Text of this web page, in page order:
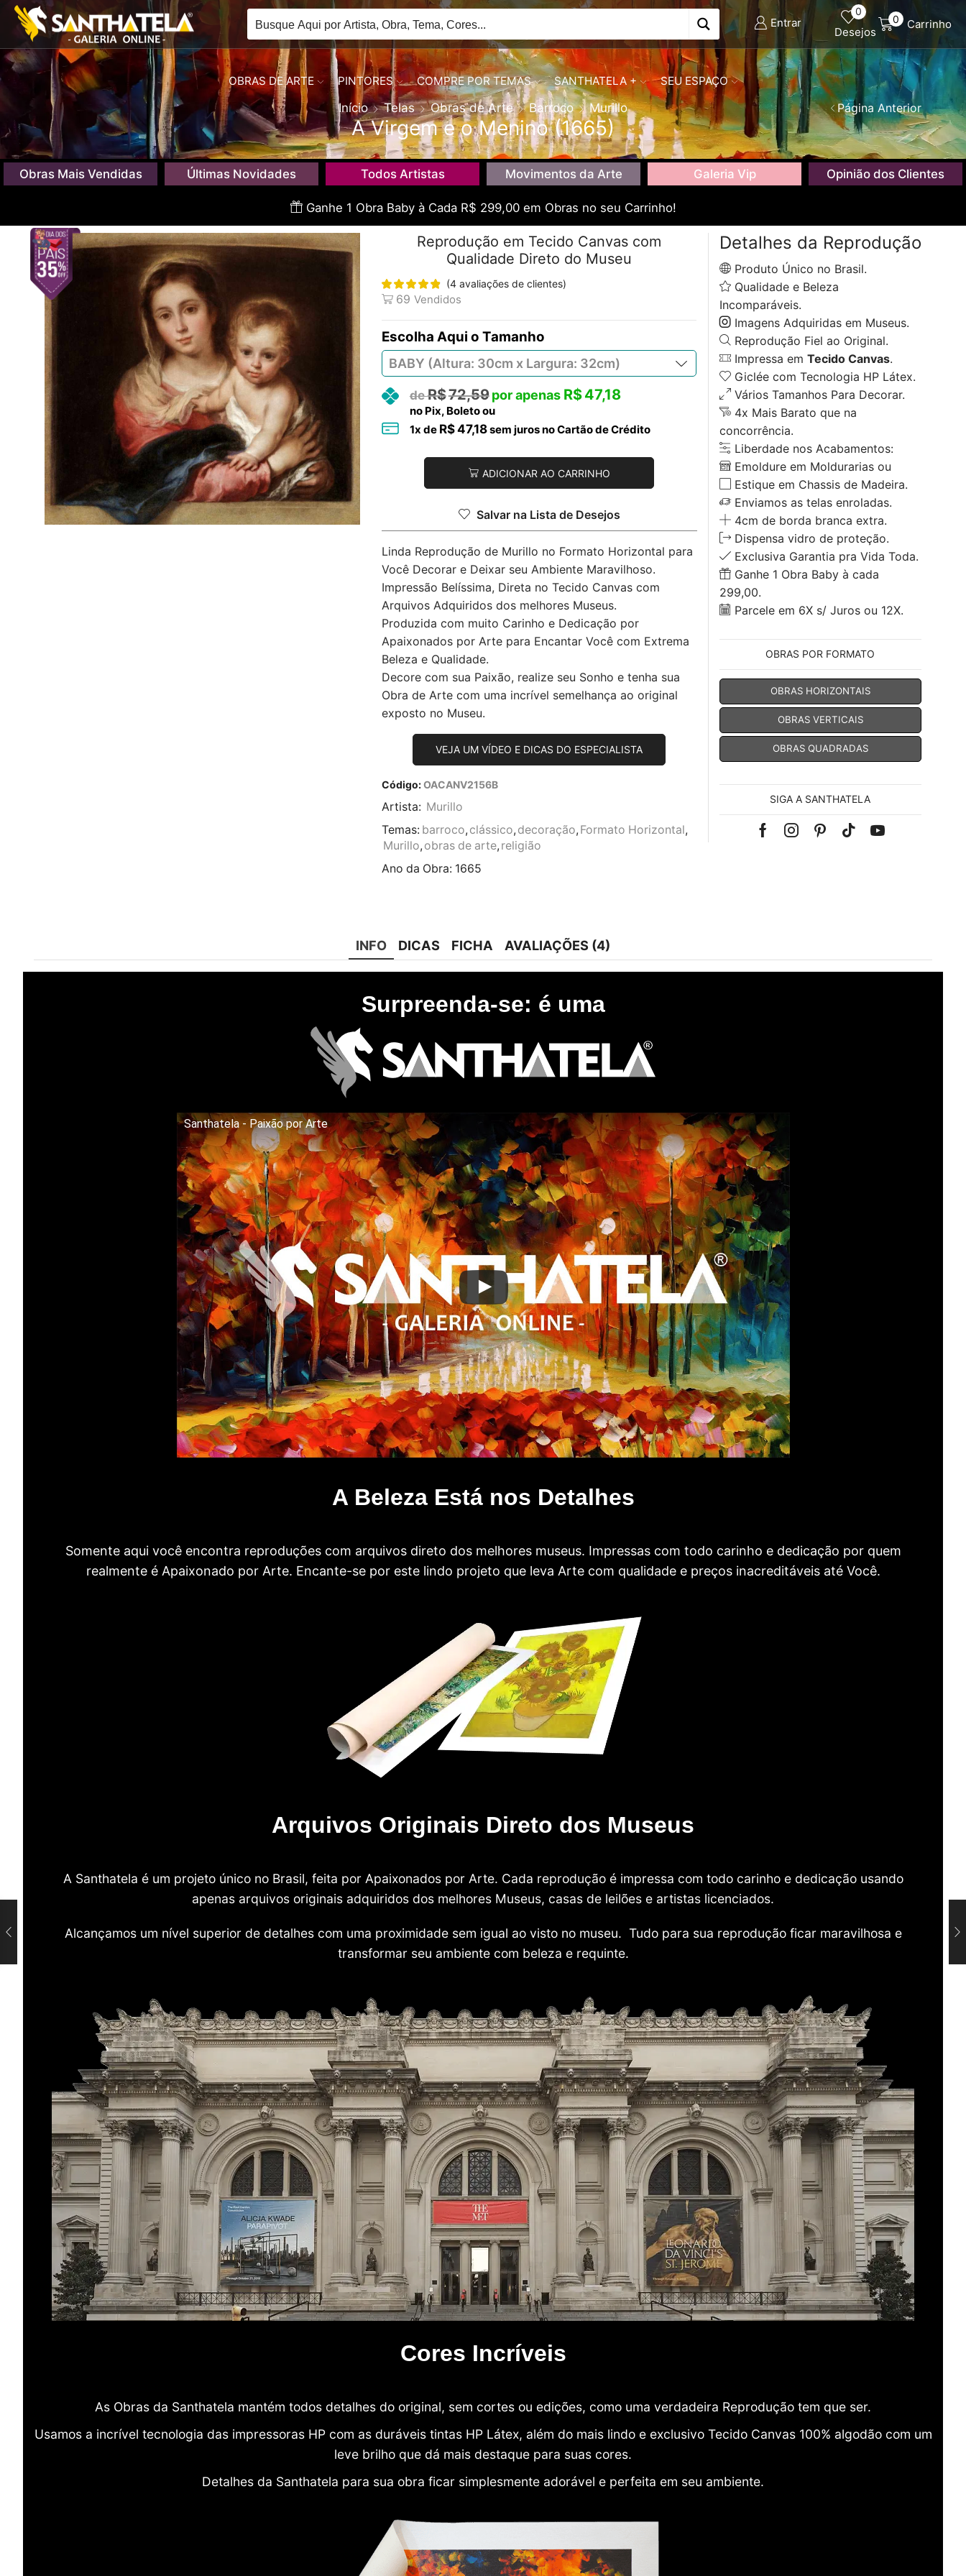
Entrar
0
Desejos
0 Carrinho
OBRAS DE ARTE PINTORES COMPRE POR TEMAS SANTHATELA + SEU ESPAÇO
Início Telas Obras de Arte Barroco Murillo
A Virgem e o Menino (1665)
Página Anterior
Obras Mais Vendidas Últimas Novidades Todos Artistas Movimentos da Arte Galeria Vip Opinião dos Clientes
Ganhe 1 Obra Baby à Cada R$ 299,00 em Obras no seu Carrinho!
Reprodução em Tecido Canvas com
Qualidade Direto do Museu
(4avaliações de clientes)
69 Vendidos
Tamanho
R$72,59 R$47,18
no Pix, Boleto ou
1x de R$47,18sem juros no Cartão de Crédito
ADICIONAR AO CARRINHO
Salvar na Lista de Desejos
Linda Reprodução de Murillo no Formato Horizontal para
Você Decorar e Deixar seu Ambiente Maravilhoso.
Impressão Belíssima, Direta no Tecido Canvas com
Arquivos Adquiridos dos melhores Museus.
Produzida com muito Carinho e Dedicação por
Apaixonados por Arte para Encantar Você com Extrema
Beleza e Qualidade.
Decore com sua Paixão, realize seu Sonho e tenha sua
Obra de Arte com uma incrível semelhança ao original
exposto no Museu.
VEJA UM VÍDEO E DICAS DO ESPECIALISTA
Código:OACANV2156B
Artista: Murillo
Temas: barroco, clássico, decoração, Formato Horizontal,
Murillo, obras de arte, religião
Ano da Obra: 1665
Detalhes da Reprodução
Produto Único no Brasil.
Qualidade e Beleza
Incomparáveis.
Imagens Adquiridas em Museus.
Reprodução Fiel ao Original.
Impressa em Tecido Canvas.
Giclée com Tecnologia HP Látex.
Vários Tamanhos Para Decorar.
4x Mais Barato que na
concorrência.
Liberdade nos Acabamentos:
Emoldure em Moldurarias ou
Estique em Chassis de Madeira.
Enviamos as telas enroladas.
4cm de borda branca extra.
Dispensa vidro de proteção.
Exclusiva Garantia pra Vida Toda.
Ganhe 1 Obra Baby à cada
299,00.
Parcele em 6X s/ Juros ou 12X.
OBRAS POR FORMATO
OBRAS HORIZONTAIS
OBRAS VERTICAIS
OBRAS QUADRADAS
SIGA A SANTHATELA
FacebookInstagramPinterest
Tik-Youtube
INFO DICAS FICHA AVALIAÇÕES (4)
Surpreenda-se: é uma
Santhatela - Paixão por Arte
A Beleza Está nos Detalhes
Somente aqui você encontra reproduções com arquivos direto dos melhores museus. Impressas com todo carinho e dedicação por quem
realmente é Apaixonado por Arte. Encante-se por este lindo projeto que leva Arte com qualidade e preços inacreditáveis até Você.
Arquivos Originais Direto dos Museus
A Santhatela é um projeto único no Brasil, feita por Apaixonados por Arte. Cada reprodução é impressa com todo carinho e dedicação usando
apenas arquivos originais adquiridos dos melhores Museus, casas de leilões e artistas licenciados.
Alcançamos um nível superior de detalhes com uma proximidade sem igual ao visto no museu. Tudo para sua reprodução ficar maravilhosa e
transformar seu ambiente com beleza e requinte.
Cores Incríveis
As Obras da Santhatela mantém todos detalhes do original, sem cortes ou edições, como uma verdadeira Reprodução tem que ser.
Usamos a incrível tecnologia das impressoras HP com as duráveis tintas HP Látex, além do mais lindo e exclusivo Tecido Canvas 100% algodão com um
leve brilho que dá mais destaque para suas cores.
Detalhes da Santhatela para sua obra ficar simplesmente adorável e perfeita em seu ambiente.